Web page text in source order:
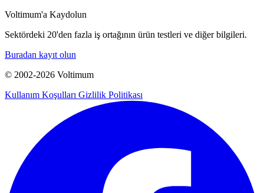
Voltimum'a Kaydolun
Sektördeki 20'den fazla iş ortağının ürün testleri ve diğer bilgileri.
Buradan kayıt olun
© 2002-2026 Voltimum
Kullanım Koşulları Gizlilik Politikası